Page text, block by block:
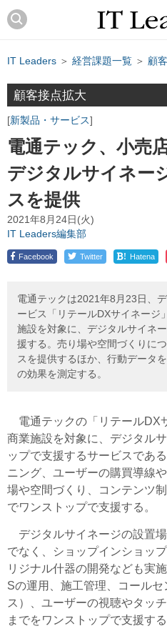
IT Leaders ＞ 経営課題一覧 ＞ 顧
顧客接点拡大
新製品・サービス
電通テック、小売
デジタルサイネー
スを提供
2021年8月24日(火)
IT Leaders編集部
Facebook Twitter ! Hatena
電通テックは2021年8月23日、
ービス「リテールDXサイネージ
施設を対象に、デジタルサイネ
援する。売り場や空間づくりに
スを提供するほか、行動データ
の効果を測定する。
電通テックの「リテールDX
商業施設を対象に、デジタル
ップで支援するサービスであ
ニング、ユーザーの購買導線
場や空間づくり、コンテンツ
でワンストップで支援する。
デジタルサイネージの設置
でなく、ショップインショッ
リジナル什器の開発なども実
Sの運用、施工管理、コール
ス）、ユーザーの視聴やタッ
までをワンストップで支援する